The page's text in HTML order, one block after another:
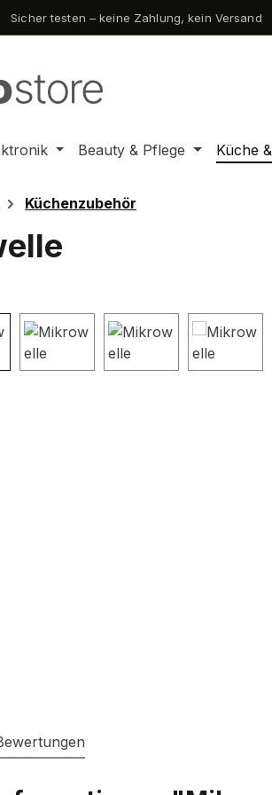
springen
Sicher testen – keine Zahlung, kein Versand
Beauty & Pflege Küche
Küchenzubehör